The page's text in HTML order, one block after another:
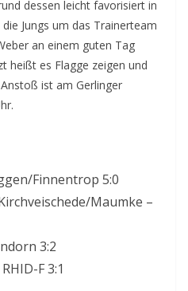
dessen leicht favorisiert in
Jungs um das Trainerteam
an einem guten Tag
heißt es Flagge zeigen und
ist am Gerlinger
Finnentrop 5:0
Maumke –
3:2
RHID-F 3:1